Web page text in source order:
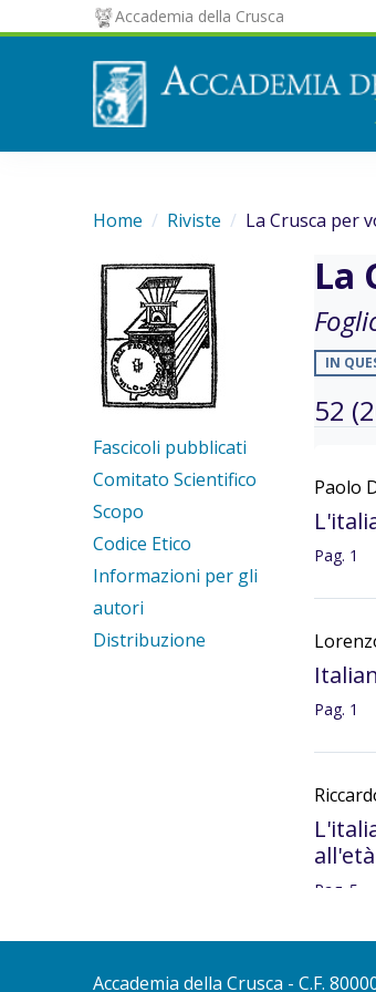
Accademia della Crusca
Home Riviste La Crusca per
Fascicoli pubblicati
Comitato Scientifico
Scopo
Codice Etico
Informazioni per gli
autori
Distribuzione
La
IN
52
Paolo
Pag. 1
Pag. 1
Pag. 5
Accademia della Crusca - C.F.